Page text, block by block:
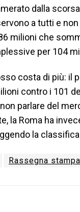
dalla
a tutti e
milioni che
per 104
costa di più: il
contro i 101
parlare del
la Roma ha
la classifica
Rassegna stampa